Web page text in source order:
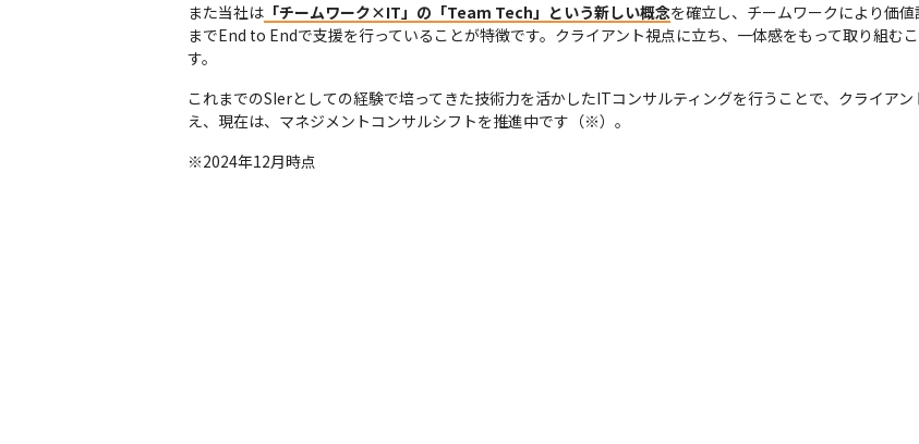
また当社は 「チームワーク×IT」の「Team Tech」という新しい概念を確立し、チームワークにより価
までEnd to Endで支援を行っていることが特徴です。クライアント視点に立ち、一体感をもって取り組む
す。
これまでのSIerとしての経験で培ってきた技術力を活かしたITコンサルティングを行うことで、クライア
え、現在は、マネジメントコンサルシフトを推進中です（※）。
※2024年12月時点